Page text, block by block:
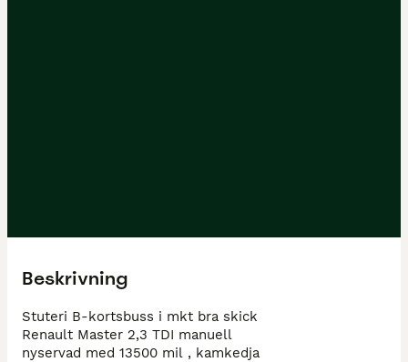
Beskrivning
Stuteri B-kortsbuss i mkt bra skick
Renault Master 2,3 TDI manuell
nyservad med 13500 mil , kamkedja